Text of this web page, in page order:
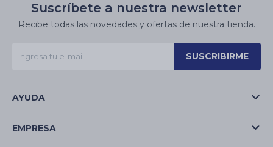
Suscríbete a nuestra newsletter
Recibe todas las novedades y ofertas de nuestra tienda.
SUSCRIBIRME
AYUDA
EMPRESA